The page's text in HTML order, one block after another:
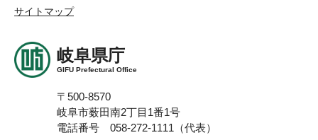
サイトマップ
岐阜県庁
GIFU Prefectural Office
〒500-8570
岐阜市薮田南2丁目1番1号
電話番号 058-272-1111（代表）